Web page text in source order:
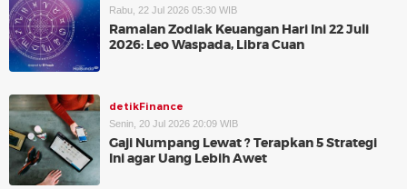
Rabu, 22 Jul 2026 05:30 WIB
Ramalan Zodiak Keuangan Hari Ini 22 Juli
2026: Leo Waspada, Libra Cuan
detikFinance
Senin, 20 Jul 2026 20:09 WIB
Gaji Numpang Lewat ? Terapkan 5 Strategi
Ini agar Uang Lebih Awet